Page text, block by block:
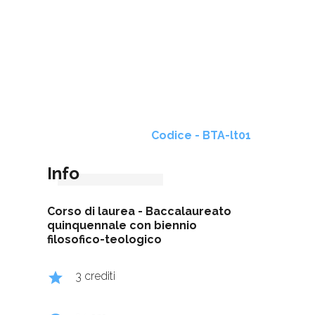
Codice - BTA-lt01
Info
Corso di laurea - Baccalaureato
quinquennale con biennio
filosofico-teologico
grade 3 crediti